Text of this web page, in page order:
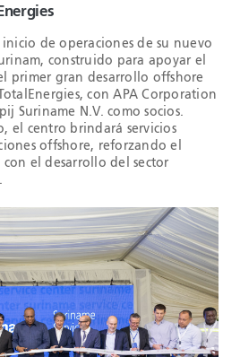
de operaciones de su nuevo
construido para apoyar el
primer gran desarrollo offshore
con APA Corporation
Suriname N.V. como socios.
el centro brindará servicios
offshore, reforzando el
con el desarrollo del sector